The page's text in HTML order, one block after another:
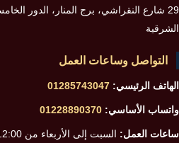
29 شارع النقراشي، برج المنار، الدور
الشرقية
التواصل وساعات العمل
الهاتف الرئيسي: 01285743047
واتساب الأساسي: 01228890370
ساعات العمل: السبت إلى الأربعاء من 12:00 م إلى 3:00 م.